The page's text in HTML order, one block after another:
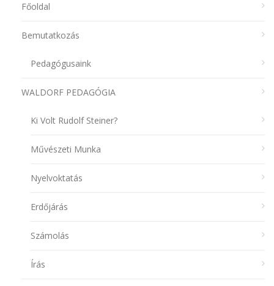
Főoldal
Bemutatkozás
Pedagógusaink
WALDORF PEDAGÓGIA
Ki Volt Rudolf Steiner?
Művészeti Munka
Nyelvoktatás
Erdőjárás
Számolás
Írás